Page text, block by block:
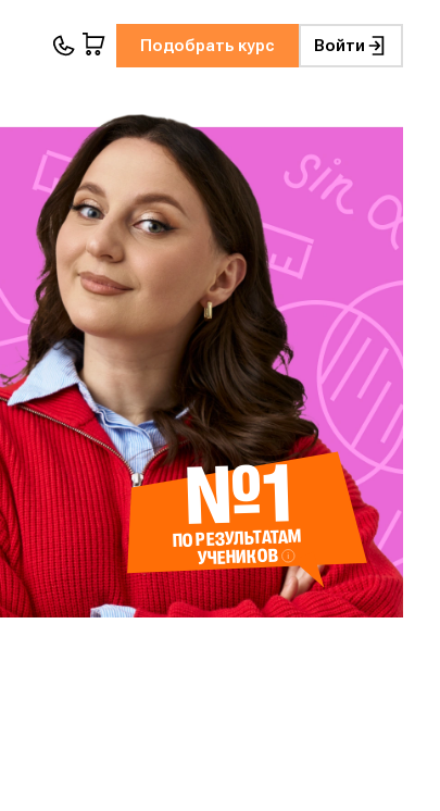
Подобрать курс Войти
№1
ПО РЕЗУЛЬТАТАМ
УЧЕНИКОВ